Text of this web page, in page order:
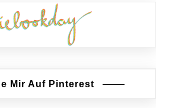
Mir Auf Pinterest